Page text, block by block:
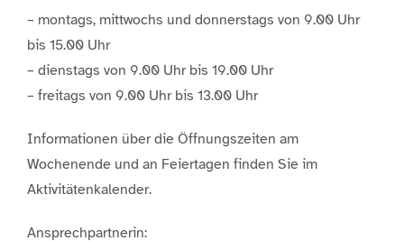
– montags, mittwochs und donnerstags von 9.00 Uhr
bis 15.00 Uhr
– dienstags von 9.00 Uhr bis 19.00 Uhr
– freitags von 9.00 Uhr bis 13.00 Uhr
Informationen über die Öffnungszeiten am
Wochenende und an Feiertagen finden Sie im
Aktivitätenkalender.
Ansprechpartnerin: